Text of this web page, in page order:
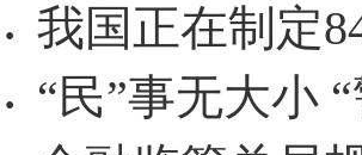
· 我国正在制定
· “民”事无大小